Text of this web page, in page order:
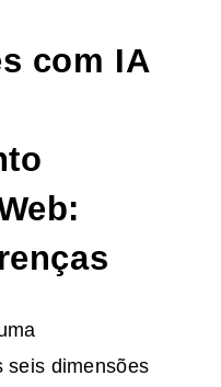
com IA
seis dimensões